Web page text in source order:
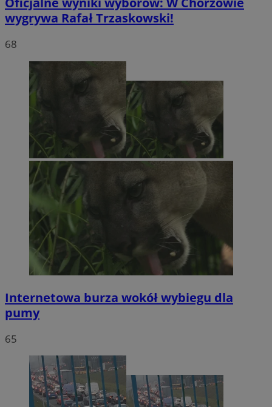
wygrywa Rafał Trzaskowski!
68
Internetowa burza wokół wybiegu dla
pumy
65